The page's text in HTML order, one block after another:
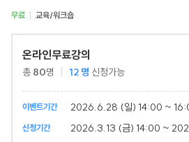
무료 교육/워크숍
온라인무료강의
총 80명 12 명 신청가능
이벤트기간 2026.6.28 (일) 14:00 ~
신청기간 2026.3.13 (금) 14:00 ~